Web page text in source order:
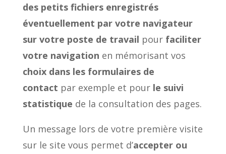
des petits fichiers enregistrés
éventuellement par votre navigateur
sur votre poste de travail pour faciliter
votre navigation en mémorisant vos
choix dans les formulaires de
contact par exemple et pour le suivi
statistique de la consultation des pages.
Un message lors de votre première visite
sur le site vous permet d’accepter ou